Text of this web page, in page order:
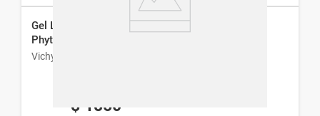
Gel Limpiador Purificante Vichy Normaderm
Phytosolution x 200 ml
Vichy
$ 1850